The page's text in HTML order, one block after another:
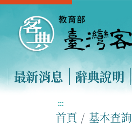
最新消息 辭典說明
:::
首頁 基本查詢